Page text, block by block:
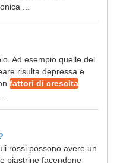
...
Ad esempio quelle del
risulta depressa e
fattori di crescita
rossi possono avere un
piastrine facendone